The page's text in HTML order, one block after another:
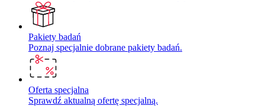
Pakiety badań
Poznaj specjalnie dobrane pakiety badań.
Oferta specjalna
Sprawdź aktualną ofertę specjalną.